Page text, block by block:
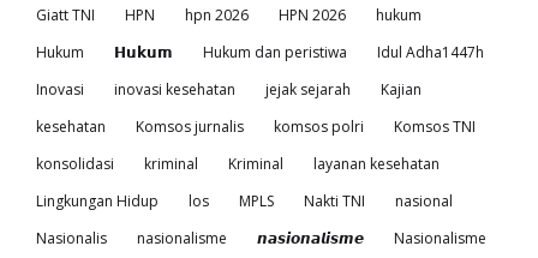
Giatt TNI
HPN hpn 2026 HPN 2026
hukum
Hukum
𝗛𝘂𝗸𝘂𝗺 Hukum dan peristiwa
Idul Adha1447h
Inovasi
inovasi kesehatan jejak sejarah
Kajian
kesehatan
Komsos jurnalis komsos polri
Komsos TNI
konsolidasi
kriminal Kriminal
layanan kesehatan
Lingkungan Hidup
los MPLS Nakti TNI
nasional
Nasionalis
nasionalisme 𝙣𝙖𝙨𝙞𝙤𝙣𝙖𝙡𝙞𝙨𝙢𝙚 Nasionalisme